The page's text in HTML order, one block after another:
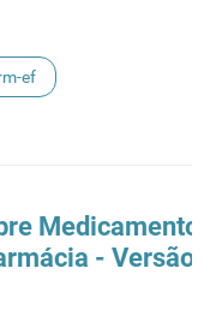
ef
Medicamentos
- Versão